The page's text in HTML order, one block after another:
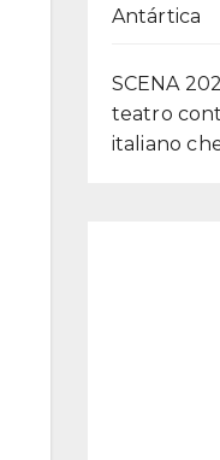
Antártica
SCENA
teatro
italiano